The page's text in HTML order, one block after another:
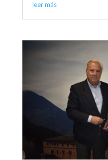
leer más